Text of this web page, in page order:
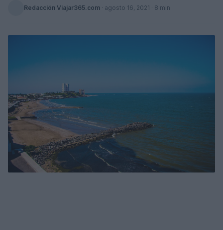
Redacción Viajar365.com · agosto 16, 2021 · 8 min